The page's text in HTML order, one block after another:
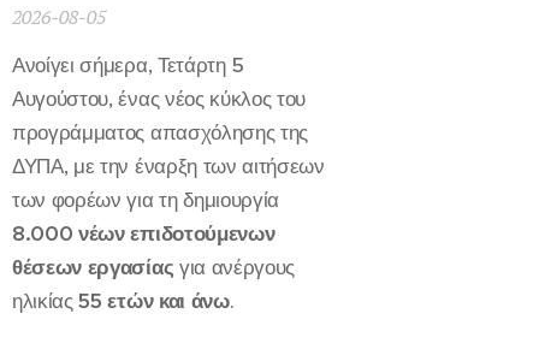
2026-08-05
Ανοίγει σήμερα, Τετάρτη 5
Αυγούστου, ένας νέος κύκλος του
προγράμματος απασχόλησης της
ΔΥΠΑ, με την έναρξη των αιτήσεων
των φορέων για τη δημιουργία
8.000 νέων επιδοτούμενων
θέσεων εργασίας για ανέργους
ηλικίας55 ετών και άνω.